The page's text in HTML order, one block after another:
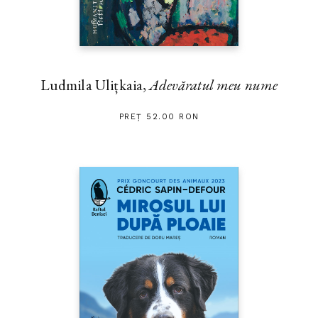
Ludmila Ulițkaia,Adevăratul meu nume
PREȚ 52.00 RON